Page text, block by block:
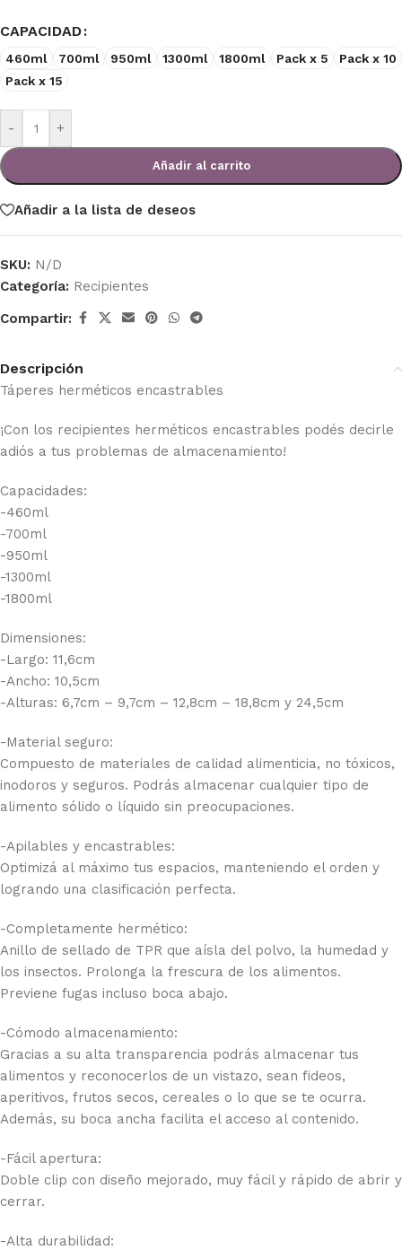
CAPACIDAD
460ml 700ml 950ml 1300ml 1800ml Pack x 5
Pack x 10
Pack x 15
- +
Añadir al carrito
Añadir a la lista de deseos
SKU: N/D
Categoría: Recipientes
Compartir:
Descripción
Táperes herméticos encastrables
¡Con los recipientes herméticos encastrables podés decirle
adiós a tus problemas de almacenamiento!
Capacidades:
-460ml
-700ml
-950ml
-1300ml
-1800ml
Dimensiones:
-Largo: 11,6cm
-Ancho: 10,5cm
-Alturas: 6,7cm – 9,7cm – 12,8cm – 18,8cm y 24,5cm
-Material seguro:
Compuesto de materiales de calidad alimenticia, no tóxicos,
inodoros y seguros. Podrás almacenar cualquier tipo de
alimento sólido o líquido sin preocupaciones.
-Apilables y encastrables:
Optimizá al máximo tus espacios, manteniendo el orden y
logrando una clasificación perfecta.
-Completamente hermético:
Anillo de sellado de TPR que aísla del polvo, la humedad y
los insectos. Prolonga la frescura de los alimentos.
Previene fugas incluso boca abajo.
-Cómodo almacenamiento:
Gracias a su alta transparencia podrás almacenar tus
alimentos y reconocerlos de un vistazo, sean fideos,
aperitivos, frutos secos, cereales o lo que se te ocurra.
Además, su boca ancha facilita el acceso al contenido.
-Fácil apertura:
Doble clip con diseño mejorado, muy fácil y rápido de abrir y
cerrar.
-Alta durabilidad: